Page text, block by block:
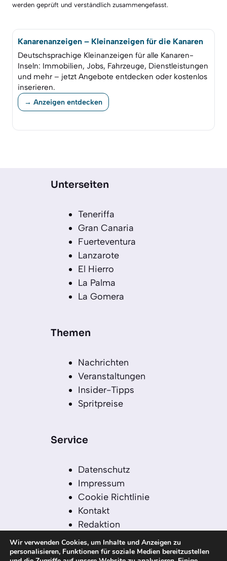
werden geprüft und verständlich zusammengefasst.
Kanarenanzeigen – Kleinanzeigen für die Kanaren
Deutschsprachige Kleinanzeigen für alle Kanaren-
Inseln: Immobilien, Jobs, Fahrzeuge, Dienstleistungen
und mehr – jetzt Angebote entdecken oder kostenlos
inserieren.
→ Anzeigen entdecken
Unterseiten
Teneriffa
Gran Canaria
Fuerteventura
Lanzarote
El Hierro
La Palma
La Gomera
Themen
Nachrichten
Veranstaltungen
Insider-Tipps
Spritpreise
Service
Datenschutz
Impressum
Cookie Richtlinie
Kontakt
Redaktion
Redaktionelle Leitlinien
Sitemap
Wir verwenden Cookies, um Inhalte und Anzeigen zu
personalisieren, Funktionen für soziale Medien bereitzustellen